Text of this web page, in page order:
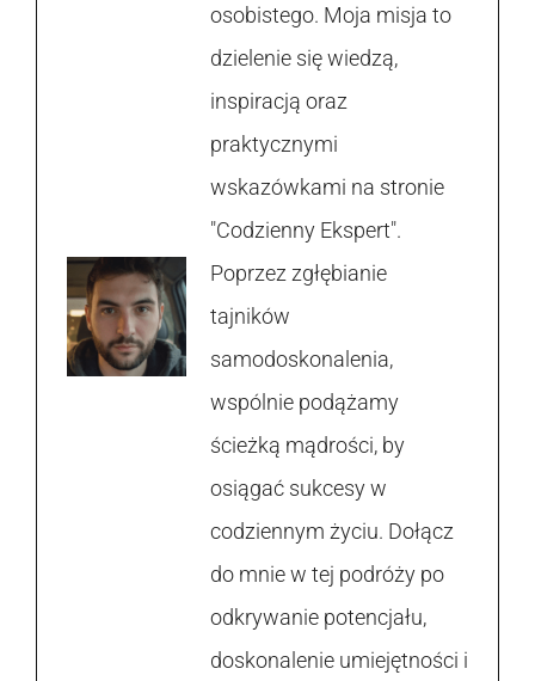
osobistego. Moja misja to
dzielenie się wiedzą,
inspiracją oraz
praktycznymi
wskazówkami na stronie
"Codzienny Ekspert".
Poprzez zgłębianie
tajników
samodoskonalenia,
wspólnie podążamy
ścieżką mądrości, by
osiągać sukcesy w
codziennym życiu. Dołącz
do mnie w tej podróży po
odkrywanie potencjału,
doskonalenie umiejętności i